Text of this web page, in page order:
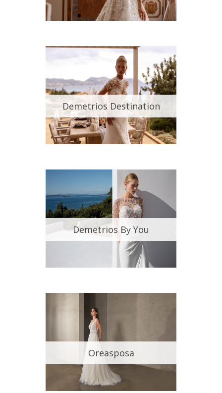
ORONOVIAS
RAMÓN HERRERÍAS
HERVE PARÍS
Demetrios Destination
Demetrios By You
Oreasposa